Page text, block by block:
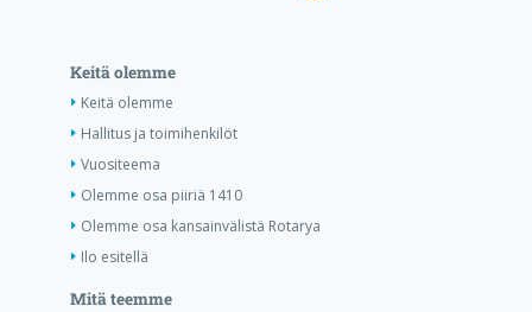
Keitä olemme
Keitä olemme
Hallitus ja toimihenkilöt
Vuositeema
Olemme osa piiriä 1410
Olemme osa kansainvälistä Rotarya
Ilo esitellä
Mitä teemme